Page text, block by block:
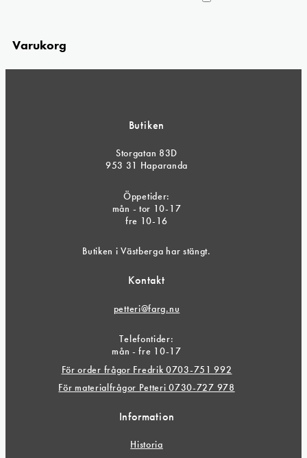
Varukorg
Butiken
Storgatan 83D
953 31 Haparanda
Öppetider:
mån - tor 10-17
fre 10-16
Butiken i Västberga har stängt.
Kontakt
petteri@farg.nu
Telefontider:
mån - fre 10-17
För order frågor Fredrik 0703-751 992
För materialfrågor Petteri 0730-727 978
Information
Historia